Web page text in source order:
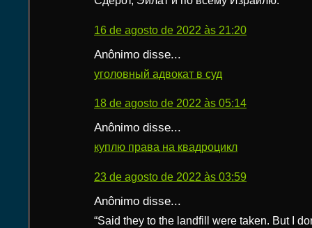
16 de agosto de 2022 às 21:20
Anônimo disse...
уголовный адвокат в суд
18 de agosto de 2022 às 05:14
Anônimo disse...
куплю права на квадроцикл
23 de agosto de 2022 às 03:59
Anônimo disse...
“Said they to the landfill were taken. But I